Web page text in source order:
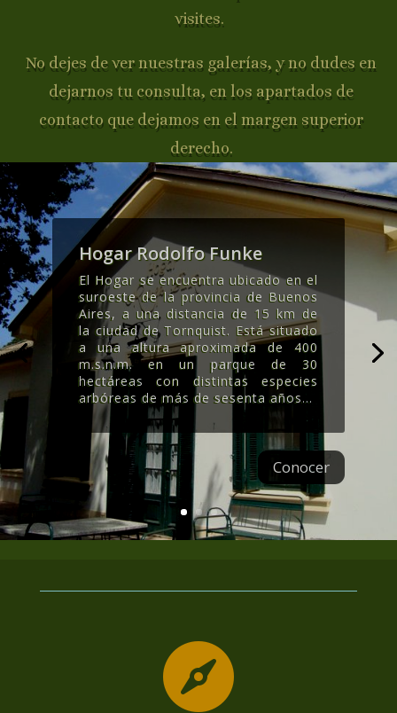
visites.
No dejes de ver nuestras galerías, y no dudes en
dejarnos tu consulta, en los apartados de
contacto que dejamos en el margen superior
derecho.
Hogar Rodolfo Funke
El Hogar se encuentra ubicado en el
suroeste de la provincia de Buenos
Aires, a una distancia de 15 km de
la ciudad de Tornquist. Está situado
a una altura aproximada de 400
m.s.n.m. en un parque de 30
hectáreas con distintas especies
arbóreas de más de sesenta años...
Conocer
